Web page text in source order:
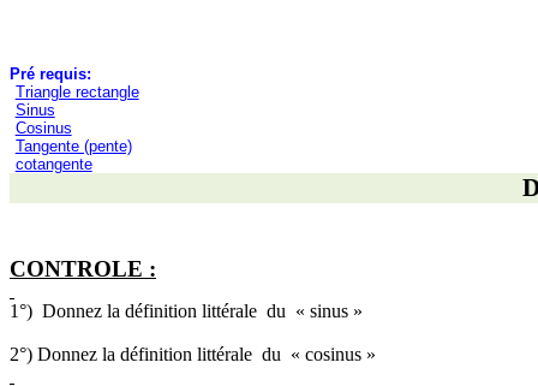
Pré requis:
Triangle rectangle
Sinus
Cosinus
Tangente (pente)
cotangente
CONTROLE :
1°) Donnez la définition littérale du « sinus »
2°) Donnez la définition littérale du « cosinus »